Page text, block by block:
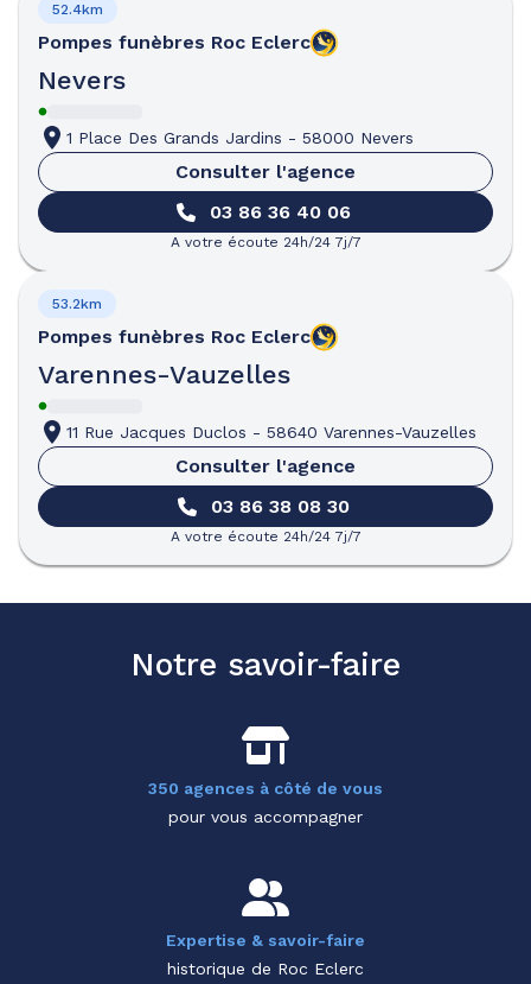
Pompes funèbres Roc Eclerc
Nevers
52.4km
1 Place Des Grands Jardins - 58000 Nevers
Consulter l'agence
03 86 36 40 06
A votre écoute 24h/24 7j/7
Pompes funèbres Roc Eclerc
Varennes-Vauzelles
53.2km
11 Rue Jacques Duclos - 58640 Varennes-Vauzelles
Consulter l'agence
03 86 38 08 30
A votre écoute 24h/24 7j/7
Notre savoir-faire
350 agences à côté de vous
pour vous accompagner
Expertise & savoir-faire
historique de Roc Eclerc